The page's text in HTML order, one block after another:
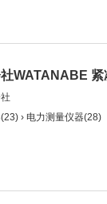
WATANABE
› 电力测量仪器(28)